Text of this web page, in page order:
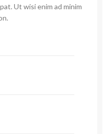
Ut wisi enim ad minim